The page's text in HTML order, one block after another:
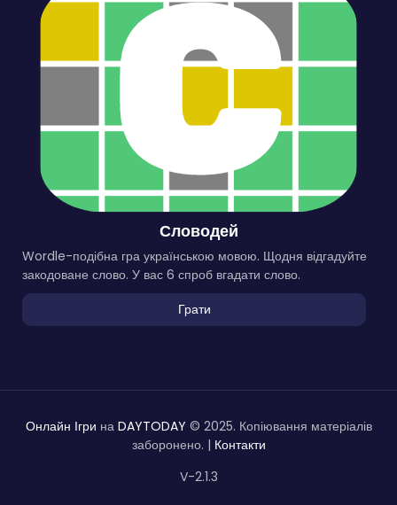
Словодей
Wordle-подібна гра українською мовою. Щодня відгадуйте
закодоване слово. У вас 6 спроб вгадати слово.
Грати
Онлайн Ігри на DAYTODAY © 2025. Копіювання матеріалів
заборонено. | Контакти
V-2.1.3